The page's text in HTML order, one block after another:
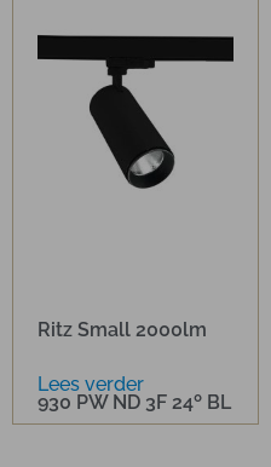
Ritz Small 2000lm
930 PW ND 3F 24º BL
Lees verder